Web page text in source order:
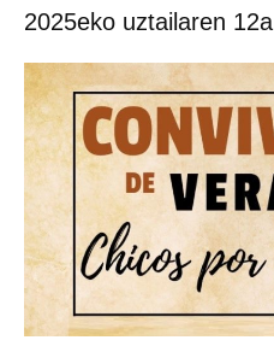
2025eko uztailaren 12a